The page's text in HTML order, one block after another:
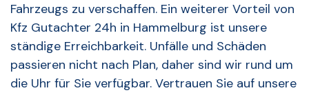
Fahrzeugs zu verschaffen. Ein weiterer Vorteil von
Kfz Gutachter 24h in Hammelburg ist unsere
ständige Erreichbarkeit. Unfälle und Schäden
passieren nicht nach Plan, daher sind wir rund um
die Uhr für Sie verfügbar. Vertrauen Sie auf unsere